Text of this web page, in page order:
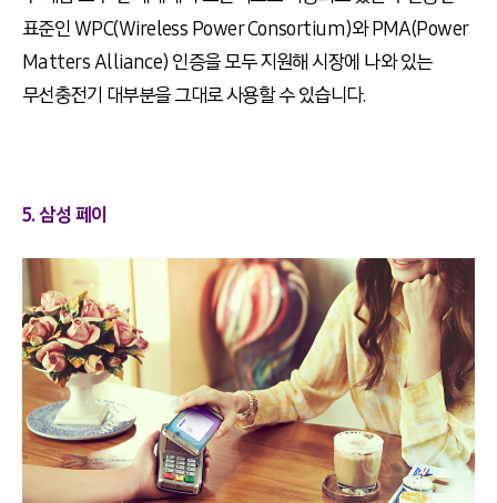
표준인 WPC(Wireless Power Consortium)와 PMA(Power
Matters Alliance) 인증을 모두 지원해 시장에 나와 있는
무선충전기 대부분을 그대로 사용할 수 있습니다.
5. 삼성 페이